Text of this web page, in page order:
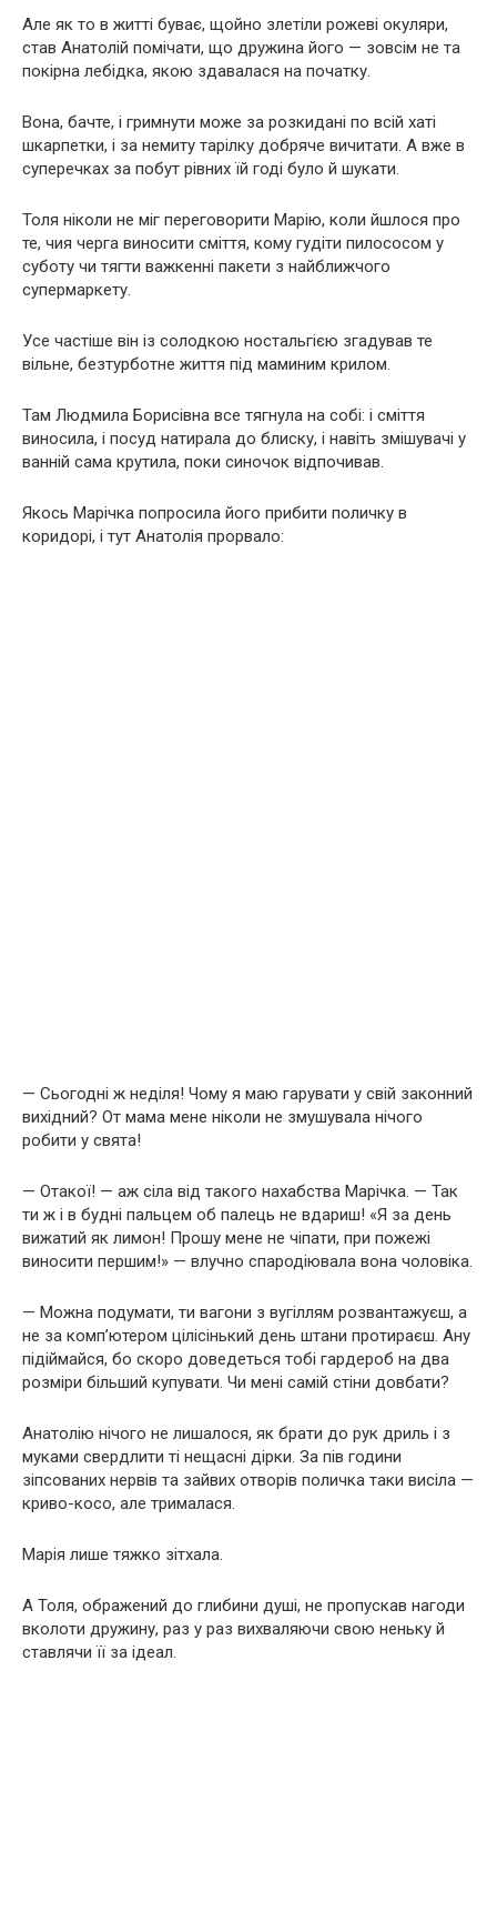
Але як то в житті буває, щойно злетіли рожеві окуляри,
став Анатолій помічати, що дружина його — зовсім не та
покірна лебідка, якою здавалася на початку.
Вона, бачте, і гримнути може за розкидані по всій хаті
шкарпетки, і за немиту тарілку добряче вичитати. А вже в
суперечках за побут рівних їй годі було й шукати.
Толя ніколи не міг переговорити Марію, коли йшлося про
те, чия черга виносити сміття, кому гудіти пилососом у
суботу чи тягти важкенні пакети з найближчого
супермаркету.
Усе частіше він із солодкою ностальгією згадував те
вільне, безтурботне життя під маминим крилом.
Там Людмила Борисівна все тягнула на собі: і сміття
виносила, і посуд натирала до блиску, і навіть змішувачі у
ванній сама крутила, поки синочок відпочивав.
Якось Марічка попросила його прибити поличку в
коридорі, і тут Анатолія прорвало:
— Сьогодні ж неділя! Чому я маю гарувати у свій законний
вихідний? От мама мене ніколи не змушувала нічого
робити у свята!
— Отакої! — аж сіла від такого нахабства Марічка. — Так
ти ж і в будні пальцем об палець не вдариш! «Я за день
вижатий як лимон! Прошу мене не чіпати, при пожежі
виносити першим!» — влучно спародіювала вона чоловіка.
— Можна подумати, ти вагони з вугіллям розвантажуєш, а
не за комп’ютером цілісінький день штани протираєш. Ану
підіймайся, бо скоро доведеться тобі гардероб на два
розміри більший купувати. Чи мені самій стіни довбати?
Анатолію нічого не лишалося, як брати до рук дриль і з
муками свердлити ті нещасні дірки. За пів години
зіпсованих нервів та зайвих отворів поличка таки висіла —
криво-косо, але трималася.
Марія лише тяжко зітхала.
А Толя, ображений до глибини душі, не пропускав нагоди
вколоти дружину, раз у раз вихваляючи свою неньку й
ставлячи її за ідеал.